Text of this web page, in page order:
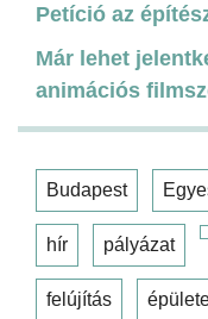
Petíció az
Már lehet
animációs
Budapest
hír pályázat
felújítás